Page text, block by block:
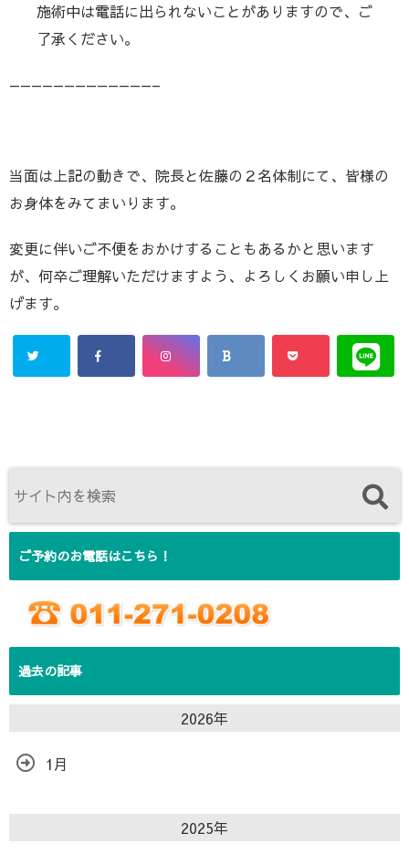
施術中は電話に出られないことがありますので、ご
了承ください。
—————————————–
当面は上記の動きで、院長と佐藤の２名体制にて、皆様の
お身体をみてまいります。
変更に伴いご不便をおかけすることもあるかと思います
が、何卒ご理解いただけますよう、よろしくお願い申し上
げます。
ご予約のお電話はこちら！
過去の記事
2026年
1月
2025年